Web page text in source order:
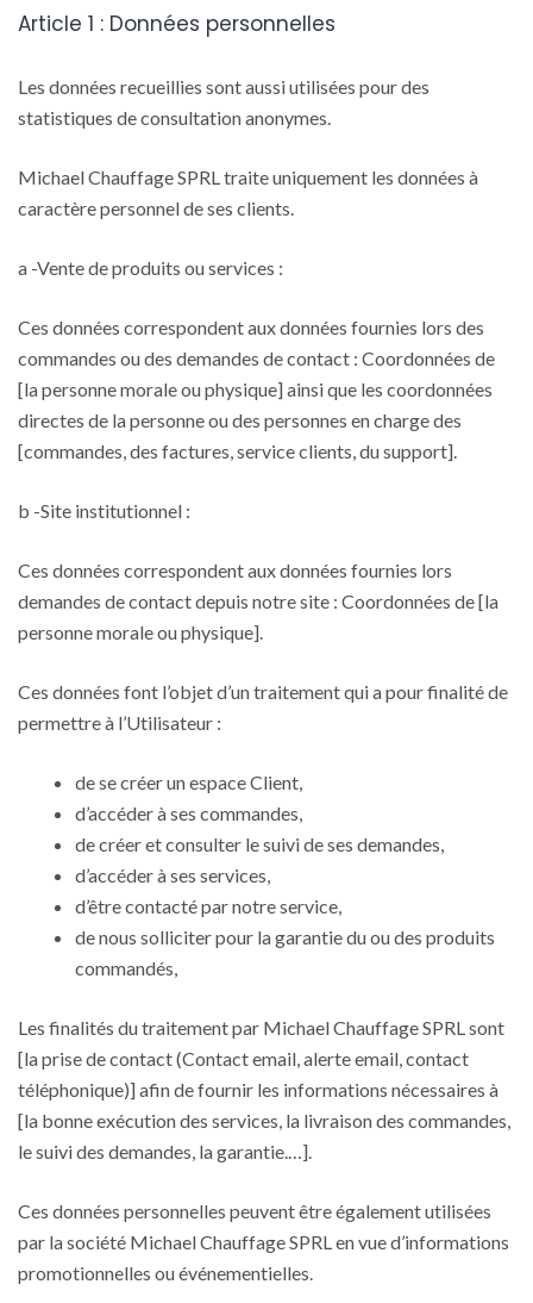
Article 1 : Données personnelles
Les données recueillies sont aussi utilisées pour des
statistiques de consultation anonymes.
Michael Chauffage SPRL traite uniquement les données à
caractère personnel de ses clients.
a -Vente de produits ou services :
Ces données correspondent aux données fournies lors des
commandes ou des demandes de contact : Coordonnées de
[la personne morale ou physique] ainsi que les coordonnées
directes de la personne ou des personnes en charge des
[commandes, des factures, service clients, du support].
b -Site institutionnel :
Ces données correspondent aux données fournies lors
demandes de contact depuis notre site : Coordonnées de [la
personne morale ou physique].
Ces données font l’objet d’un traitement qui a pour finalité de
permettre à l’Utilisateur :
de se créer un espace Client,
d’accéder à ses commandes,
de créer et consulter le suivi de ses demandes,
d’accéder à ses services,
d’être contacté par notre service,
de nous solliciter pour la garantie du ou des produits
commandés,
Les finalités du traitement par Michael Chauffage SPRL sont
[la prise de contact (Contact email, alerte email, contact
téléphonique)] afin de fournir les informations nécessaires à
[la bonne exécution des services, la livraison des commandes,
le suivi des demandes, la garantie.…].
Ces données personnelles peuvent être également utilisées
par la société Michael Chauffage SPRL en vue d’informations
promotionnelles ou événementielles.